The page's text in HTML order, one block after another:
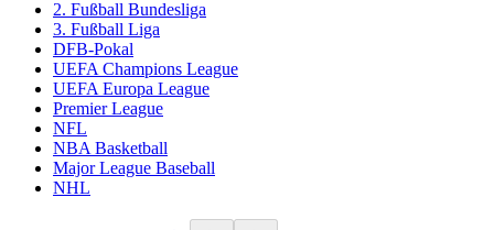
2. Fußball Bundesliga
3. Fußball Liga
DFB-Pokal
UEFA Champions League
UEFA Europa League
Premier League
NFL
NBA Basketball
Major League Baseball
NHL